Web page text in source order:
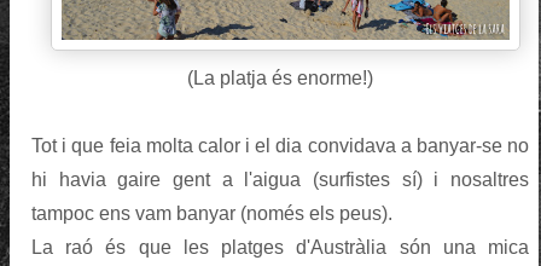
(La platja és enorme!)
Tot i que feia molta calor i el dia convidava a banyar-se no
hi havia gaire gent a l'aigua (surfistes sí) i nosaltres
tampoc ens vam banyar (només els peus).
La raó és que les platges d'Austràlia són una mica